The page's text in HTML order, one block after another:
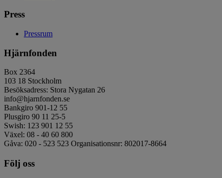
Press
Pressrum
Hjärnfonden
Box 2364
103 18 Stockholm
Besöksadress: Stora Nygatan 26
info@hjarnfonden.se
Bankgiro 901-12 55
Plusgiro 90 11 25-5
Swish: 123 901 12 55
Växel: 08 - 40 60 800
Gåva: 020 - 523 523 Organisationsnr: 802017-8664
Följ oss